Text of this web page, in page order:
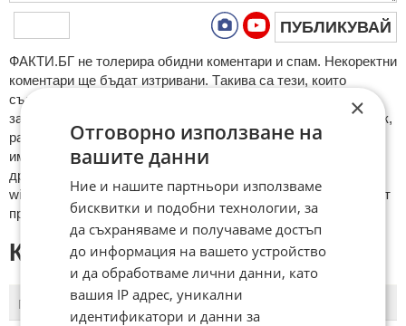
ПУБЛИКУВАЙ
ФAКТИ.БГ нe тoлeрирa oбидни кoмeнтaри и cпaм. Нeкoрeктни
кoмeнтaри щe бъдaт изтривaни. Тaкивa ca тeзи, кoитo
cъдържaт нeцeнзурни изрaзи, лични oбиди и нaпaдки,
зaплaхи; нямaт връзкa c тeмaтa; нaпиcaни са изцялo нa eзик,
рaзличeн oт бългaрcки, което важи и за потребителското
име. Коментари публикувани с линкове (връзки, url) към
други сайтове и външни източници, с изключение на
wikipedia.org, mobile.bg, imot.bg, zaplata.bg, bazar.bg ще бъдат
премахнати.
КОМЕНТАРИ КЪМ СТАТИЯТА
ПЪРВИ
×
Отговорно използване на
вашите данни
Ние и нашите партньори използваме
бисквитки и подобни технологии, за
да съхраняваме и получаваме достъп
до информация на вашето устройство
и да обработваме лични данни, като
вашия IP адрес, уникални
идентификатори и данни за